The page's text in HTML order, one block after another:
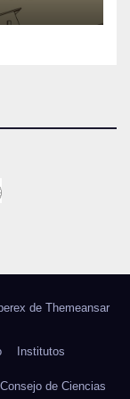
de Themeansar
Institutos
Consejo de Ciencias